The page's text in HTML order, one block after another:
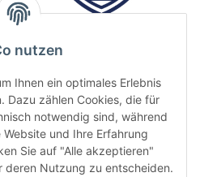
nutzen
Ihnen ein optimales Erlebnis
Dazu zählen Cookies, die für
notwendig sind, während
und Ihre Erfahrung
Sie auf "Alle akzeptieren"
deren Nutzung zu entscheiden.